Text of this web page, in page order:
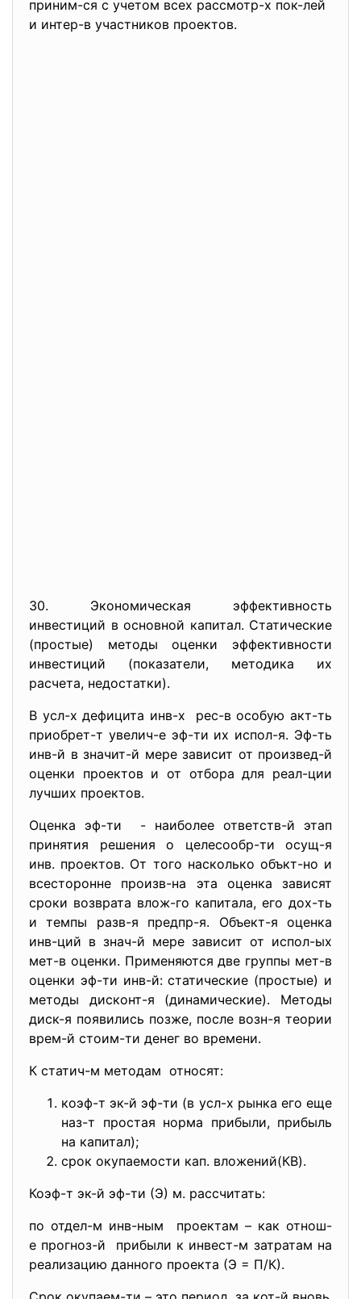
приним-ся с учетом всех рассмотр-х пок-лей
и интер-в участников проектов.
30. Экономическая эффективность
инвестиций в основной капитал. Статические
(простые) методы оценки эффективности
инвестиций (показатели, методика их
расчета, недостатки).
В усл-х дефицита инв-х рес-в особую акт-ть
приобрет-т увелич-е эф-ти их испол-я. Эф-ть
инв-й в значит-й мере зависит от произвед-й
оценки проектов и от отбора для реал-ции
лучших проектов.
Оценка эф-ти - наиболее ответств-й этап
принятия решения о целесообр-ти осущ-я
инв. проектов. От того насколько объкт-но и
всесторонне произв-на эта оценка зависят
сроки возврата влож-го капитала, его дох-ть
и темпы разв-я предпр-я. Объект-я оценка
инв-ций в знач-й мере зависит от испол-ых
мет-в оценки. Применяются две группы мет-в
оценки эф-ти инв-й: статические (простые) и
методы дисконт-я (динамические). Методы
диск-я появились позже, после возн-я теории
врем-й стоим-ти денег во времени.
К статич-м методам относят:
коэф-т эк-й эф-ти (в усл-х рынка его еще
наз-т простая норма прибыли, прибыль
на капитал);
срок окупаемости кап. вложений(КВ).
Коэф-т эк-й эф-ти (Э) м. рассчитать:
по отдел-м инв-ным проектам – как отнош-
е прогноз-й прибыли к инвест-м затратам на
реализацию данного проекта (Э = П/К).